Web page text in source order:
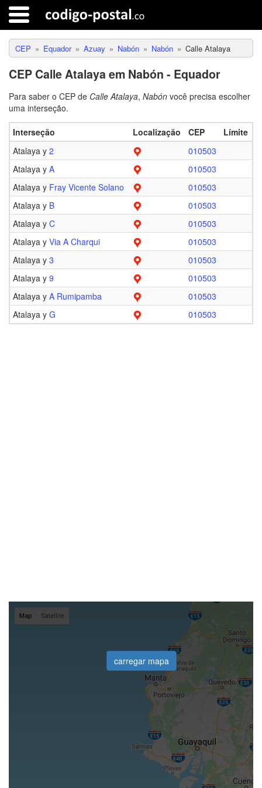
CEP Equador Azuay Nabón Nabón Calle Atalaya
CEP Calle Atalaya em Nabón - Equador
Para saber o CEP de Calle Atalaya, Nabón você precisa escolher
uma interseção.
Interseção Localização CEP
Límite
Atalaya y 2
010503
Atalaya y A
010503
Atalaya y Fray Vicente Solano
010503
Atalaya y B
010503
Atalaya y C
010503
Atalaya y Via A Charqui
010503
Atalaya y 3
010503
Atalaya y 9
010503
Atalaya y A Rumipamba
010503
Atalaya y G 010503
carregar mapa